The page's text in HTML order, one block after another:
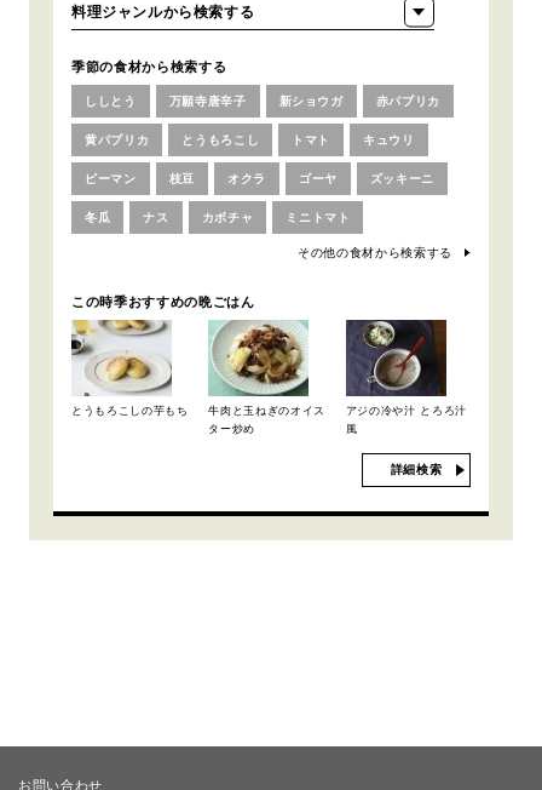
季節の食材から検索する
ししとう 万願寺唐辛子 新ショウガ 赤パプリカ
黄パプリカ とうもろこし トマト キュウリ
ピーマン 枝豆 オクラ ゴーヤ ズッキーニ
冬瓜 ナス カボチャ ミニトマト
その他の食材から検索する
この時季おすすめの晩ごはん
とうもろこしの芋もち
牛肉と玉ねぎのオイス
ター炒め
アジの冷や汁 とろろ汁
風
詳細検索
お問い合わせ